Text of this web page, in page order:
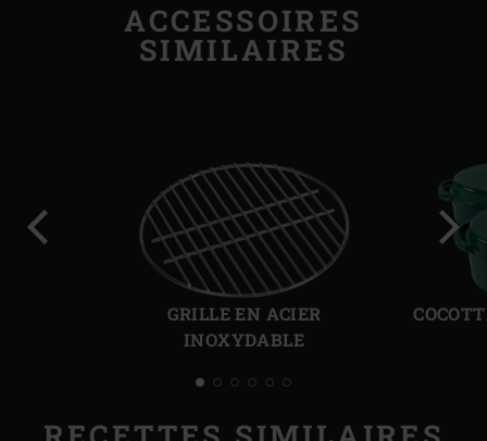
ACCESSOIRES
SIMILAIRES
GRILLE EN ACIER
INOXYDABLE